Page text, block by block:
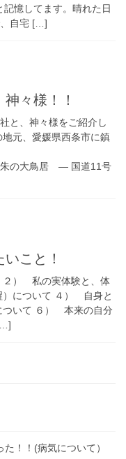
憶してます。晴れた日
、自宅 […]
々様！！
と、神々様をご紹介し
元、愛媛県西条市に鎮
国道11号
こと！
２） 私の実体験と、体
について ４） 自身と
ついて ６） 本来の自分
！！(病気について）